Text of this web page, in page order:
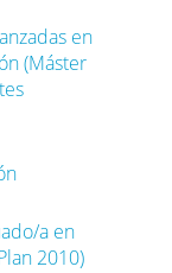
en
(Máster
a en
2010)